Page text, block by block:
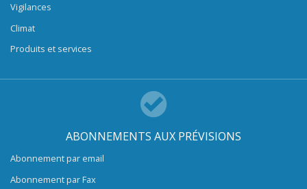
Vigilances
Climat
Produits et services
ABONNEMENTS AUX PRÉVISIONS
Abonnement par email
Abonnement par Fax